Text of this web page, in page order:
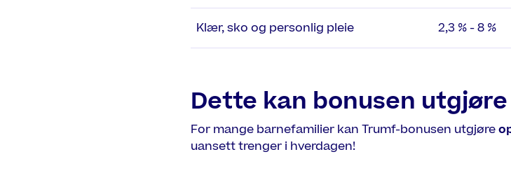
Klær, sko og personlig pleie 2,3 % - 8 %
Dette kan bonusen
For mange barnefamilier kan Trumf-bonusen utgjøre
uansett trenger i hverdagen!